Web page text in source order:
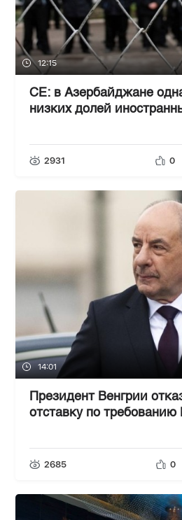
12:15
СЕ: в Азербайджане
низких долей
2931 0
14:01
Президент Венгрии
отставку по требованию
2685 0